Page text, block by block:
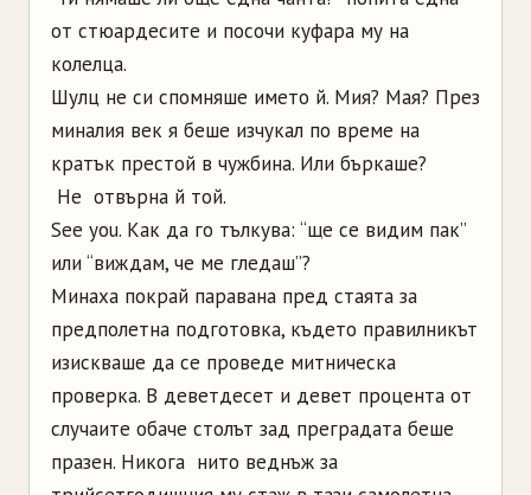
от стюардесите и посочи куфара му на
колелца.
Шулц не си спомняше името й. Мия? Мая? През
миналия век я беше изчукал по време на
кратък престой в чужбина. Или бъркаше?
­ Не ­ отвърна й той.
See you. Как да го тълкува: “ще се видим пак”
или “виждам, че ме гледаш”?
Минаха покрай паравана пред стаята за
предполетна подготовка, където правилникът
изискваше да се проведе митническа
проверка. В деветдесет и девет процента от
случаите обаче столът зад преградата беше
празен. Никога ­ нито веднъж за